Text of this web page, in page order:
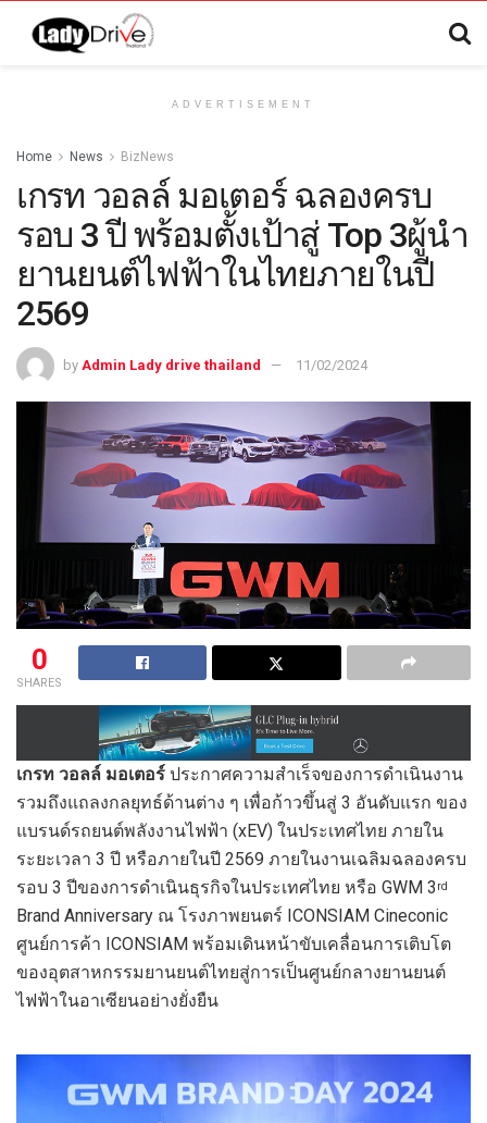
ADVERTISEMENT
Home News BizNews
เกรท วอลล์ มอเตอร์ ฉลองครบ
รอบ 3 ปี พร้อมตั้งเป้าสู่ Top 3ผู้นำ
ยานยนต์ไฟฟ้าในไทยภายในปี
2569
by Admin Lady drive thailand 11/02/2024
0
SHARES
เกรท วอลล์ มอเตอร์ ประกาศความสำเร็จของการดำเนินงาน
รวมถึงแถลงกลยุทธ์ด้านต่าง ๆ เพื่อก้าวขึ้นสู่ 3 อันดับแรก ของ
แบรนด์รถยนต์พลังงานไฟฟ้า (xEV) ในประเทศไทย ภายใน
ระยะเวลา 3 ปี หรือภายในปี 2569 ภายในงานเฉลิมฉลองครบ
รอบ 3 ปีของการดำเนินธุรกิจในประเทศไทย หรือ GWM 3 rd
Brand Anniversary ณ โรงภาพยนตร์ ICONSIAM Cineconic
ศูนย์การค้า ICONSIAM พร้อมเดินหน้าขับเคลื่อนการเติบโต
ของอุตสาหกรรมยานยนต์ไทยสู่การเป็นศูนย์กลางยานยนต์
ไฟฟ้าในอาเซียนอย่างยั่งยืน